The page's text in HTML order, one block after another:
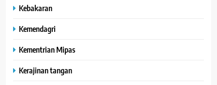
Kebakaran
Kemendagri
Kementrian Mipas
Kerajinan tangan